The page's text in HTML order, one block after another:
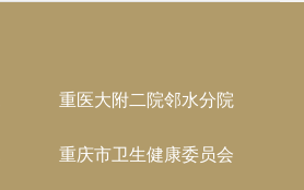
重医大附二院邻水分院
重庆市卫生健康委员会